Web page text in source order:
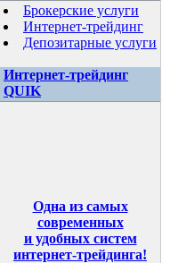
Брокерские услуги
Интернет-трейдинг
Депозитарные услуги
Интернет-трейдинг
QUIK
Одна из самых
современных
и удобных систем
интернет-трейдинга!